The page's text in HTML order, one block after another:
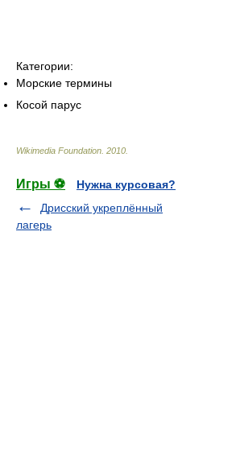
Категории:
Морские термины
Косой парус
Wikimedia Foundation 2010
Игры ⚽
Нужна курсовая?
Дрисский укреплённый
лагерь